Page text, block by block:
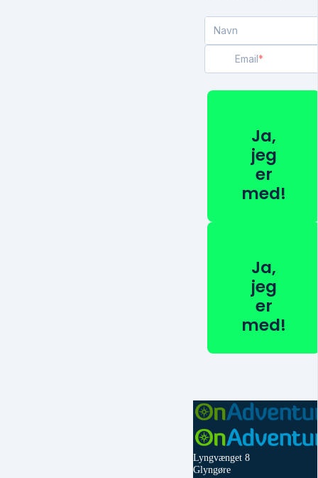
Navn
Email
Ja,
jeg
er
med!
Ja,
jeg
er
med!
Lyngvænget 8
Glyngøre